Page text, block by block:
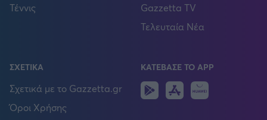
Τέννις
Gazzetta TV
Τελευταία Νέα
ΣΧΕΤΙΚΑ
Σχετικά με το Gazzetta.gr
Όροι Χρήσης
ΚΑΤΕΒΑΣΕ ΤΟ APP
Android
IOS